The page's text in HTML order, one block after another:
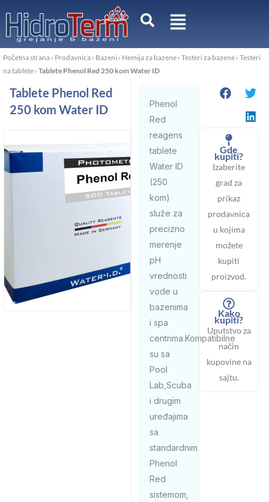
sadržaj
Početna strana › Prodavnica › Bazeni › Hemija za bazene › Testeri za bazene › Testeri
na tablete › Tablete Phenol Red 250 kom Water ID
Tablete Phenol Red
250 kom Water ID
Phenol
Red
reagens
tablete
Water ID
(250
kom)
služe za
precizno
merenje
pH
vrednosti
vode u
bazenima
i spa
centrima.Kompatibilne
su sa
Pool
Lab,Scuba
i drugim
uređajima
sa
standardnim
Phenol
Red
sistemom,
Gde
kupiti?
Izaberite
grad za
prikaz
prodavnica
u kojima
možete
kupiti
proizvod.
Kako
kupiti?
Uputstvo za
način
kupovine na
sajtu.